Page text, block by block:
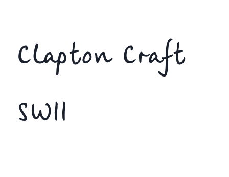
Clapton Craft
SW11